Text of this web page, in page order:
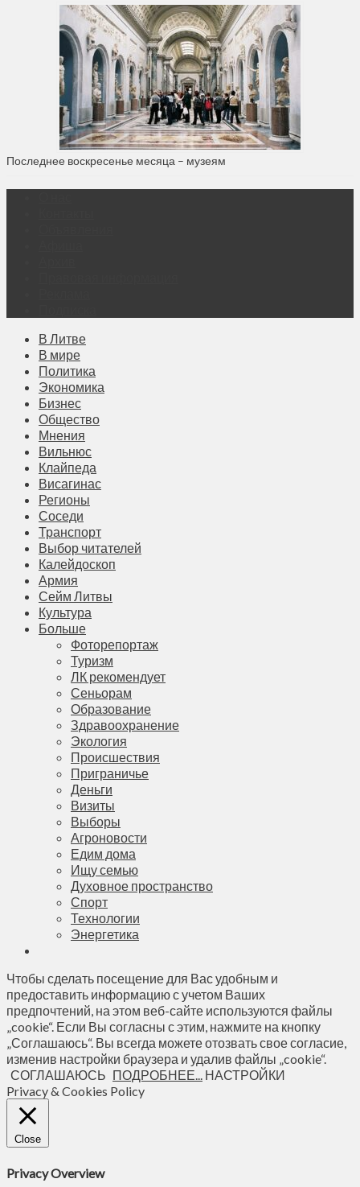
Последнее воскресенье месяца – музеям
В Литве
В мире
Политика
Экономика
Бизнес
Общество
Мнения
Вильнюс
Клайпеда
Висагинас
Регионы
Соседи
Транспорт
Выбор читателей
Калейдоскоп
Армия
Сейм Литвы
Культура
Больше
Фоторепортаж
Туризм
ЛК рекомендует
Сеньорам
Образование
Здравоохранение
Экология
Происшествия
Приграничье
Деньги
Визиты
Выборы
Агроновости
Едим дома
Ищу семью
Духовное пространство
Спорт
Технологии
Энергетика
Чтобы сделать посещение для Вас удобным и
предоставить информацию с учетом Ваших
предпочтений, на этом веб-сайте используются файлы
„cookie“. Если Вы согласны с этим, нажмите на кнопку
„Соглашаюсь“. Вы всегда можете отозвать свое согласие,
изменив настройки браузера и удалив файлы „cookie“.
СОГЛАШАЮСЬ ПОДРОБНЕЕ... НАСТРОЙКИ
Privacy & Cookies Policy
Close
Privacy Overview